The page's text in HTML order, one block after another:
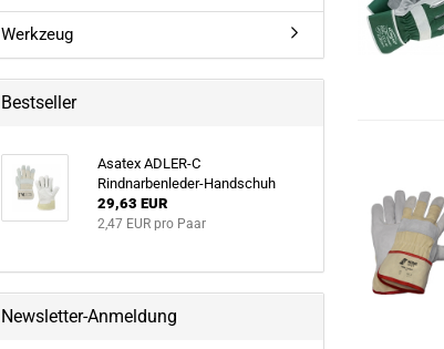
Werkzeug
Bestseller
Asatex ADLER-C
Rindnarbenleder-Handschuh
29,63 EUR
2,47 EUR pro Paar
Newsletter-Anmeldung